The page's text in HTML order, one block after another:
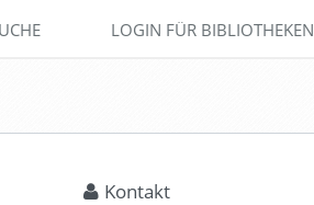
LOGIN FÜR BIBLIOTHEKEN
Kontakt